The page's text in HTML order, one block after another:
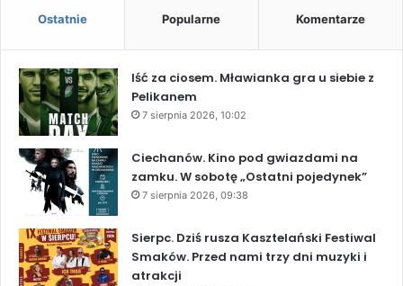
Ostatnie Popularne Komentarze
Iść za ciosem. Mławianka gra u siebie z
Pelikanem
7 sierpnia 2026, 10:02
Ciechanów. Kino pod gwiazdami na
zamku. W sobotę „Ostatni pojedynek”
7 sierpnia 2026, 09:38
Sierpc. Dziś rusza Kasztelański Festiwal
Smaków. Przed nami trzy dni muzyki i
atrakcji